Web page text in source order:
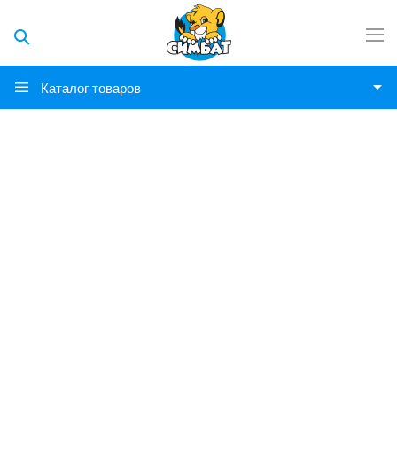
Каталог товаров